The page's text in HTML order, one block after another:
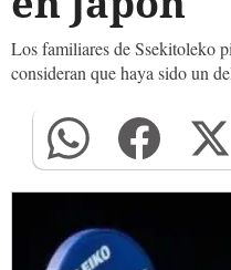
Los familiares de Ssekitoleko
consideran que haya sido un